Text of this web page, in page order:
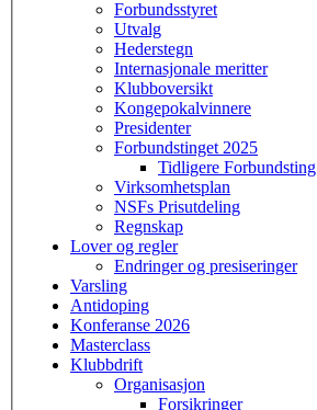
Forbundsstyret
Utvalg
Hederstegn
Internasjonale meritter
Klubboversikt
Kongepokalvinnere
Presidenter
Forbundstinget 2025
Tidligere Forbundsting
Virksomhetsplan
NSFs Prisutdeling
Regnskap
Lover og regler
Endringer og presiseringer
Varsling
Antidoping
Konferanse 2026
Masterclass
Klubbdrift
Organisasjon
Forsikringer